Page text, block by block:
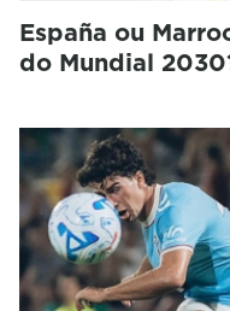
España ou
do Mundial